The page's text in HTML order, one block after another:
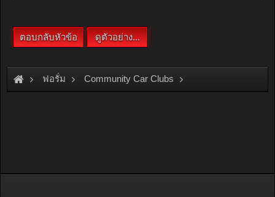
ฟอรั่ม Community Car Clubs